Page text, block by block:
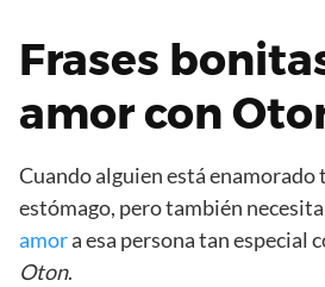
Frases
amor con
Cuando alguien está enamorado
estómago, pero también
amora esa persona tan especial
Oton.